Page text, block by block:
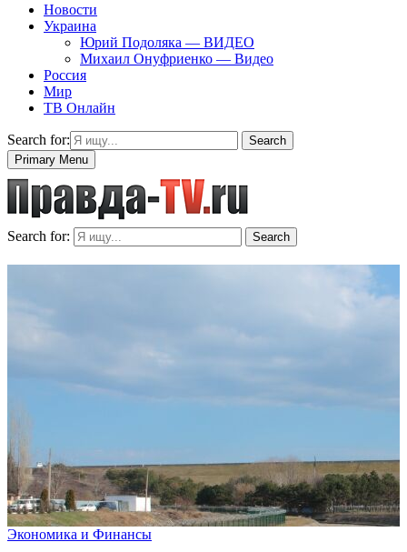
Новости
Украина
Юрий Подоляка — ВИДЕО
Михаил Онуфриенко — Видео
Россия
Мир
ТВ Онлайн
Search for:
Search
Primary Menu
Search for: Search
Экономика и Финансы